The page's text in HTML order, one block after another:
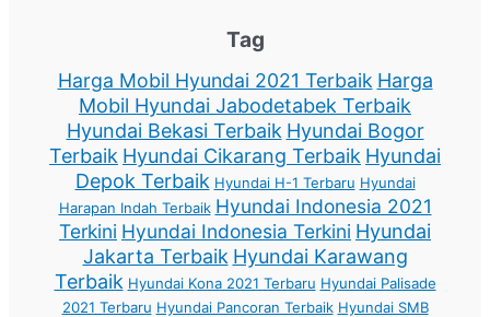
Tag
Harga Mobil Hyundai 2021 Terbaik Harga
Mobil Hyundai Jabodetabek Terbaik
Hyundai Bekasi Terbaik Hyundai Bogor
Terbaik Hyundai Cikarang Terbaik Hyundai
Depok Terbaik Hyundai H-1 Terbaru Hyundai
Harapan Indah Terbaik Hyundai Indonesia 2021
Terkini Hyundai Indonesia Terkini Hyundai
Jakarta Terbaik Hyundai Karawang
Terbaik Hyundai Kona 2021 Terbaru Hyundai Palisade
2021 Terbaru Hyundai Pancoran Terbaik Hyundai SMB